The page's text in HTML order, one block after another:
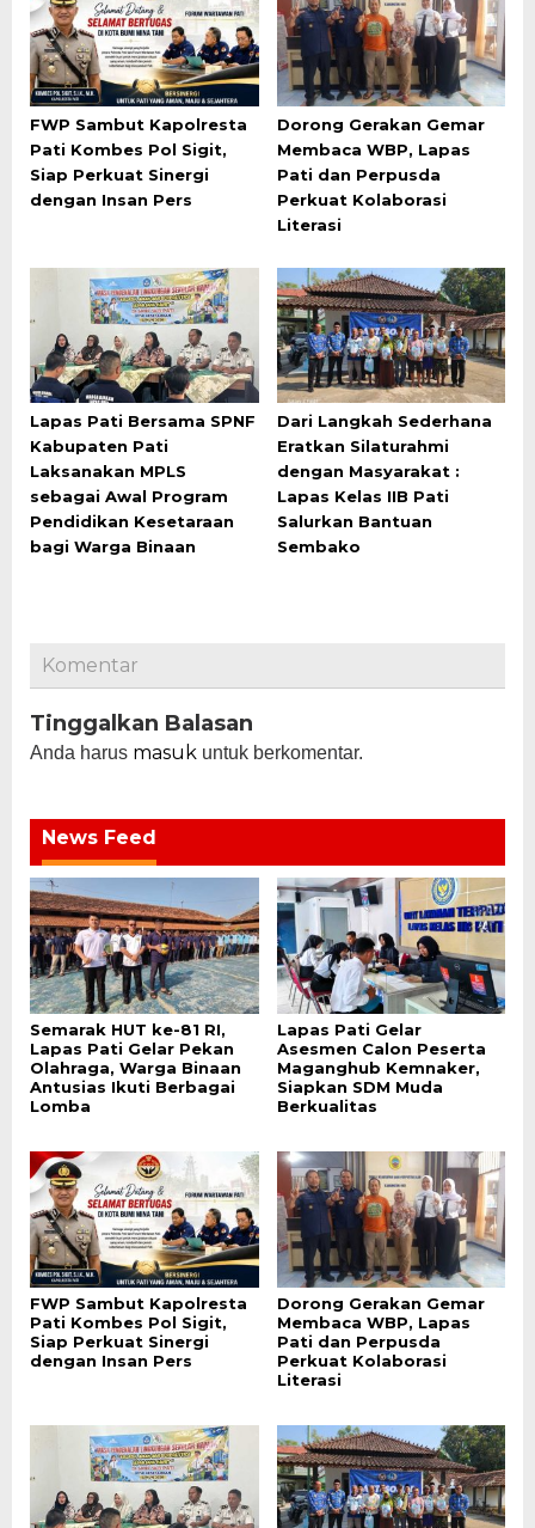
FWP Sambut Kapolresta
Pati Kombes Pol Sigit,
Siap Perkuat Sinergi
dengan Insan Pers
Dorong Gerakan Gemar
Membaca WBP, Lapas
Pati dan Perpusda
Perkuat Kolaborasi
Literasi
Lapas Pati Bersama SPNF
Kabupaten Pati
Laksanakan MPLS
sebagai Awal Program
Pendidikan Kesetaraan
bagi Warga Binaan
Dari Langkah Sederhana
Eratkan Silaturahmi
dengan Masyarakat :
Lapas Kelas IIB Pati
Salurkan Bantuan
Sembako
Komentar
Tinggalkan Balasan
Anda harus masuk untuk berkomentar.
News Feed
Semarak HUT ke-81 RI,
Lapas Pati Gelar Pekan
Olahraga, Warga Binaan
Antusias Ikuti Berbagai
Lomba
Lapas Pati Gelar
Asesmen Calon Peserta
Maganghub Kemnaker,
Siapkan SDM Muda
Berkualitas
FWP Sambut Kapolresta
Pati Kombes Pol Sigit,
Siap Perkuat Sinergi
dengan Insan Pers
Dorong Gerakan Gemar
Membaca WBP, Lapas
Pati dan Perpusda
Perkuat Kolaborasi
Literasi